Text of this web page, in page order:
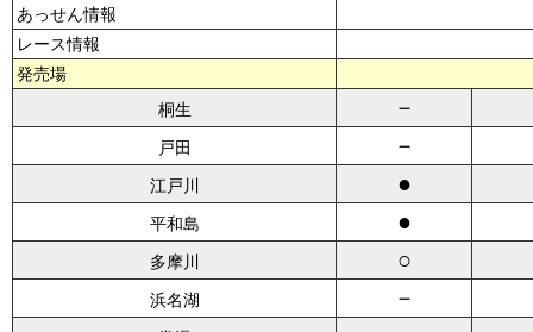
あっせん情報
レース情報
発売場
桐生
－
戸田 －
江戸川 ●
平和島 ●
多摩川 ○
浜名湖 －